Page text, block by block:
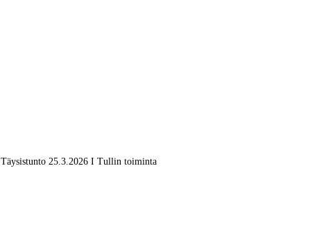
Täysistunto 25.3.2026 I Tullin toiminta